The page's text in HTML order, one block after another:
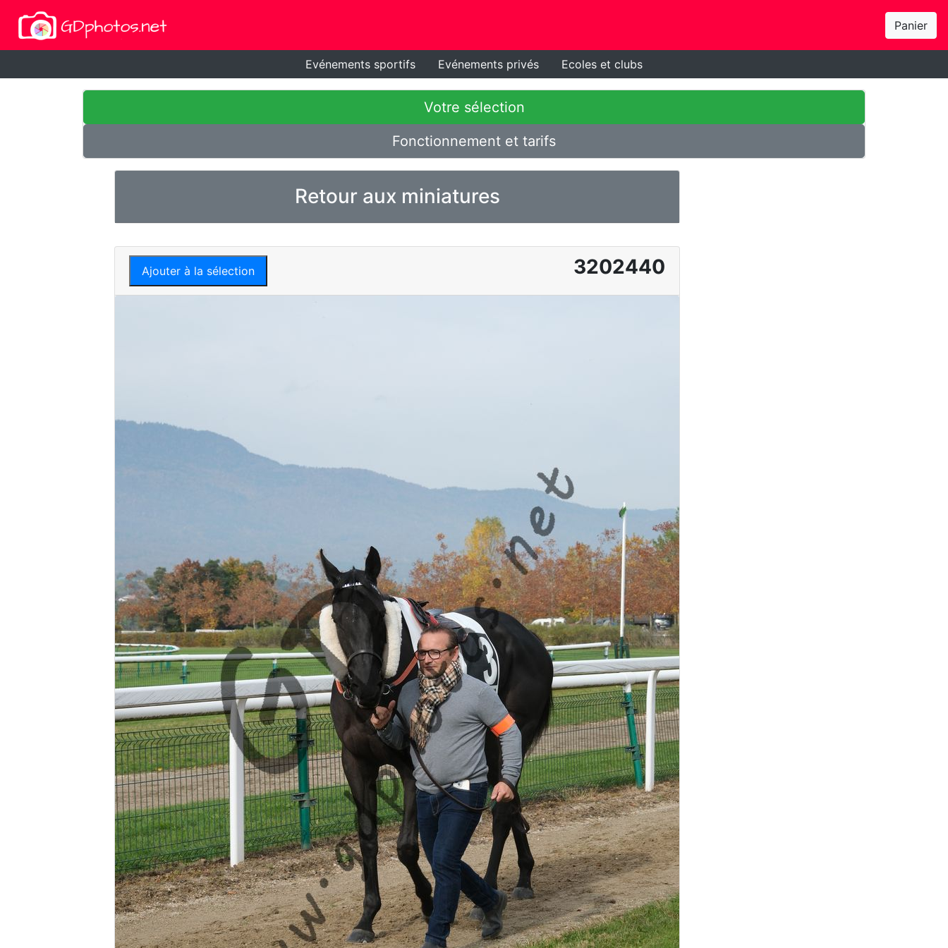
Panier
Evénements sportifs Evénements privés Ecoles et clubs
Votre sélection
Fonctionnement et tarifs
Retour aux miniatures
Ajouter à la sélection 3202440